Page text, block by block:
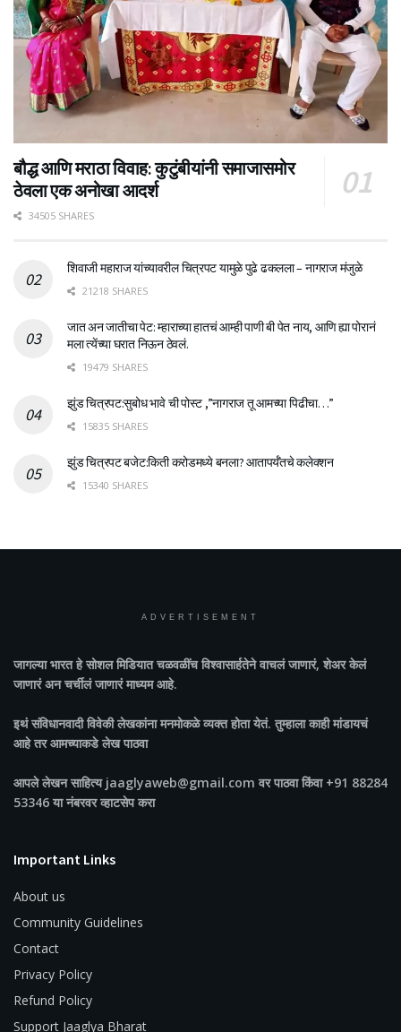
बौद्ध आणि मराठा विवाह: कुटुंबीयांनी समाजासमोर
ठेवला एक अनोखा आदर्श
34505 SHARES
शिवाजी महाराज यांच्यावरील चित्रपट यामुळे पुढे ढकलला – नागराज मंजुळे
21218 SHARES
जात अन जातीचा पेट: म्हाराच्या हातचं आम्ही पाणी बी पेत नाय, आणि ह्या पोरानं
मला त्येंच्या घरात निऊन ठेवलं.
19479 SHARES
झुंड चित्रपट:सुबोध भावे ची पोस्ट ,”नागराज तू आमच्या पिढीचा…”
15835 SHARES
झुंड चित्रपट बजेट:किती करोडमध्ये बनला? आतापर्यँतचे कलेक्शन
15340 SHARES
ADVERTISEMENT
जागल्या भारतहे सोशल मिडियात चळवळींच विश्वासार्हतेने वाचलं जाणारं, शेअर केलं
जाणारं अन चर्चीलं जाणारं माध्यम आहे.
इथं संविधानवादी विवेकी लेखकांना मनमोकळे व्यक्त होता येतं. तुम्हाला काही मांडायचं
आहे तर आमच्याकडे लेख पाठवा
आपले लेखन साहित्य jaaglyaweb@gmail.com वर पाठवा किंवा +91 88284
53346 या नंबरवर व्हाटसेप करा
Important Links
About us
Community Guidelines
Contact
Privacy Policy
Refund Policy
Support Jaaglya Bharat